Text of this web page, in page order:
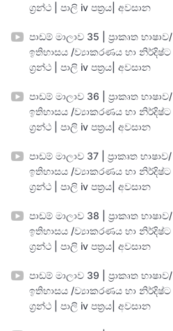
ග්‍රන්ථ | පාලි iv පත්‍රය| අවසාන
පාඩම් මාලාව 35 | ප්‍රාකෘත භාෂාව/
ඉතිහාසය /ව්‍යාකරණය හා නිර්දිෂ්ට
ග්‍රන්ථ | පාලි iv පත්‍රය| අවසාන
පාඩම් මාලාව 36 | ප්‍රාකෘත භාෂාව/
ඉතිහාසය /ව්‍යාකරණය හා නිර්දිෂ්ට
ග්‍රන්ථ | පාලි iv පත්‍රය| අවසාන
පාඩම් මාලාව 37 | ප්‍රාකෘත භාෂාව/
ඉතිහාසය /ව්‍යාකරණය හා නිර්දිෂ්ට
ග්‍රන්ථ | පාලි iv පත්‍රය| අවසාන
පාඩම් මාලාව 38 | ප්‍රාකෘත භාෂාව/
ඉතිහාසය /ව්‍යාකරණය හා නිර්දිෂ්ට
ග්‍රන්ථ | පාලි iv පත්‍රය| අවසාන
පාඩම් මාලාව 39 | ප්‍රාකෘත භාෂාව/
ඉතිහාසය /ව්‍යාකරණය හා නිර්දිෂ්ට
ග්‍රන්ථ | පාලි iv පත්‍රය| අවසාන